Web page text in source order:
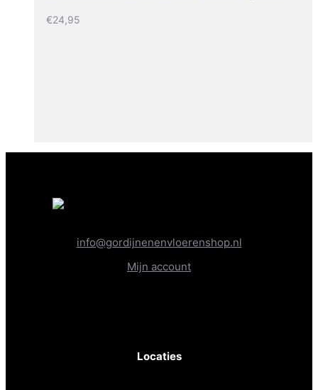
€24,95
info@gordijnenenvloerenshop.nl
Mijn account
Locaties